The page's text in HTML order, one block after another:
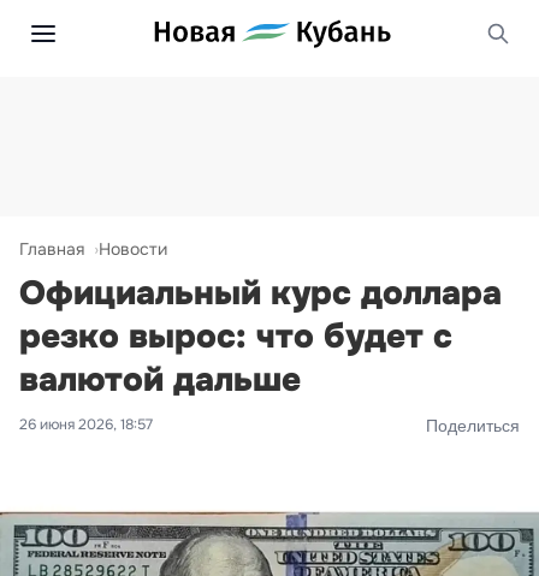
Главная Новости
Официальный курс доллара
резко вырос: что будет с
валютой дальше
26 июня 2026, 18:57 Поделиться